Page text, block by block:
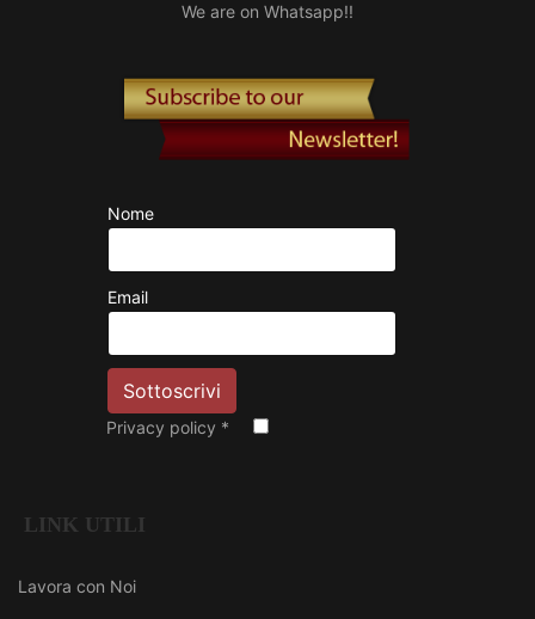
We are on Whatsapp!!
Nome
Email
Privacy policy *
LINK UTILI
Lavora con Noi